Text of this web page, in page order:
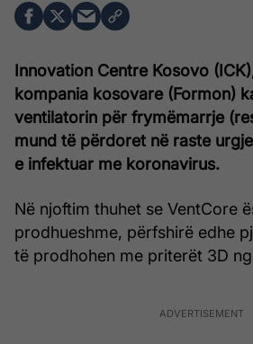
Innovation Centre Kosovo
kompania kosovare (Formon)
ventilatorin për frymëmarrje
mund të përdoret në raste
e infektuar me koronavirus.
Në njoftim thuhet se VentCore
prodhueshme, përfshirë edhe
të prodhohen me priterët 3D